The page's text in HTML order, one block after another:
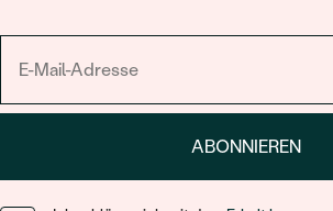
ABONNIEREN